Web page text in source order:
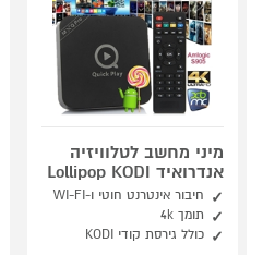
מיני מחשב לטלוויזיה
אנדרואיד Lollipop KODI
חיבור אינטרנט חוטי ו-WI-FI
תומך 4k
כולל גירסת קודי KODI